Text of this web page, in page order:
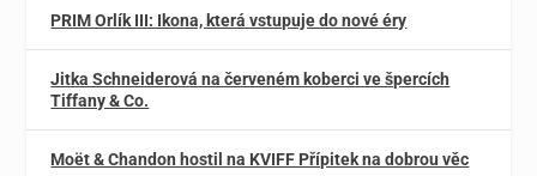
PRIM Orlík III: Ikona, která vstupuje do nové éry
Jitka Schneiderová na červeném koberci ve špercích
Tiffany & Co.
Moët & Chandon hostil na KVIFF Přípitek na dobrou věc